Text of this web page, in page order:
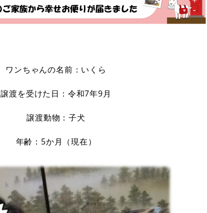
ワンちゃんの名前：いくら
譲渡を受けた日：令和7年9月
譲渡動物：子犬
年齢：5か月（現在）